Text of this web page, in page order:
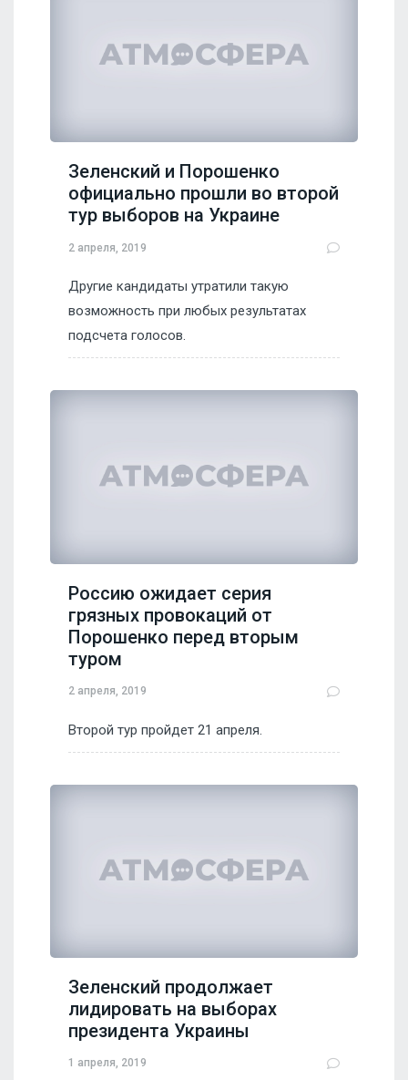
Зеленский и Порошенко
официально прошли во второй
тур выборов на Украине
2 апреля, 2019
Другие кандидаты утратили такую
возможность при любых результатах
подсчета голосов.
Россию ожидает серия
грязных провокаций от
Порошенко перед вторым
туром
2 апреля, 2019
Второй тур пройдет 21 апреля.
Зеленский продолжает
лидировать на выборах
президента Украины
1 апреля, 2019